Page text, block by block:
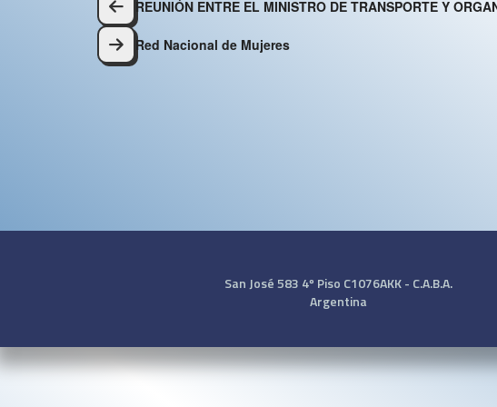
de
entradas
REUNIÓN ENTRE EL MINISTRO DE TRANSPORTE Y
Red Nacional de Mujeres
San José 583 4º Piso C1076AKK - C.A.B.A.
Argentina